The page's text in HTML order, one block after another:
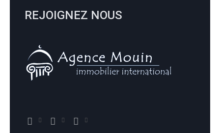
REJOIGNEZ NOUS